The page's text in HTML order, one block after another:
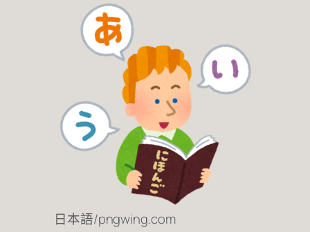
日本語/pngwing.com